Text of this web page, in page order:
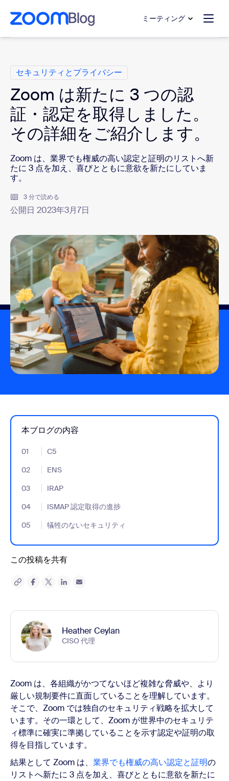
テンツへスキップ
ットへスキップ
ミーティング
セキュリティとプライバシー
Zoom は新たに 3 つの認
証・認定を取得しました。
その詳細をご紹介します。
Zoom は、業界でも権威の高い認定と証明のリストへ新
たに 3 点を加え、喜びとともに意欲を新たにしていま
す。
3 分で読める
公開日 2023年3月7日
本ブログの内容
01 C5
- Jumplink to C5
02
ENS
- Jumplink to ENS
03
IRAP
- Jumplink to IRAP
04
ISMAP 認定取得の進捗
- Jumplink to ISMAP 認定取得の進捗
05
犠牲のないセキュリティ
- Jumplink to 犠牲のないセキュリティ
この投稿を共有
Heather Ceylan
CISO 代理
Zoom は、各組織がかつてないほど複雑な脅威や、より
厳しい規制要件に直面していることを理解しています。
そこで、Zoom では独自のセキュリティ戦略を拡大して
います。その一環として、Zoom が世界中のセキュリテ
ィ標準に確実に準拠していることを示す認定や証明の取
得を目指しています。
結果として Zoom は、 業界でも権威の高い認定と証明の
リストへ新たに 3 点を加え、喜びとともに意欲を新たに